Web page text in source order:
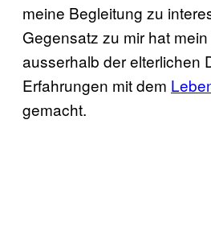
meine Begleitung zu
Gegensatz zu mir hat
ausserhalb der elterlichen
Erfahrungen mit dem
gemacht.